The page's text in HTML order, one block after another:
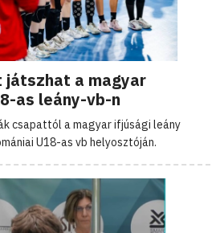
a magyar
as leány-vb-n
csapattól a magyar ifjúsági leány
U18-as vb helyosztóján.